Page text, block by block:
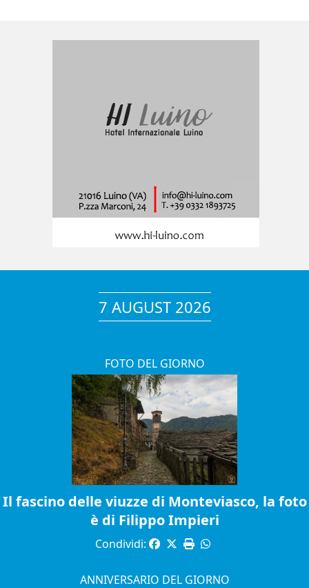
7 AUGUST 2026
FOTO DEL GIORNO
Il fascino delle viuzze di Monteviasco, la foto
è di Filippo Impieri
Condividi:
ANNIVERSARIO DEL GIORNO